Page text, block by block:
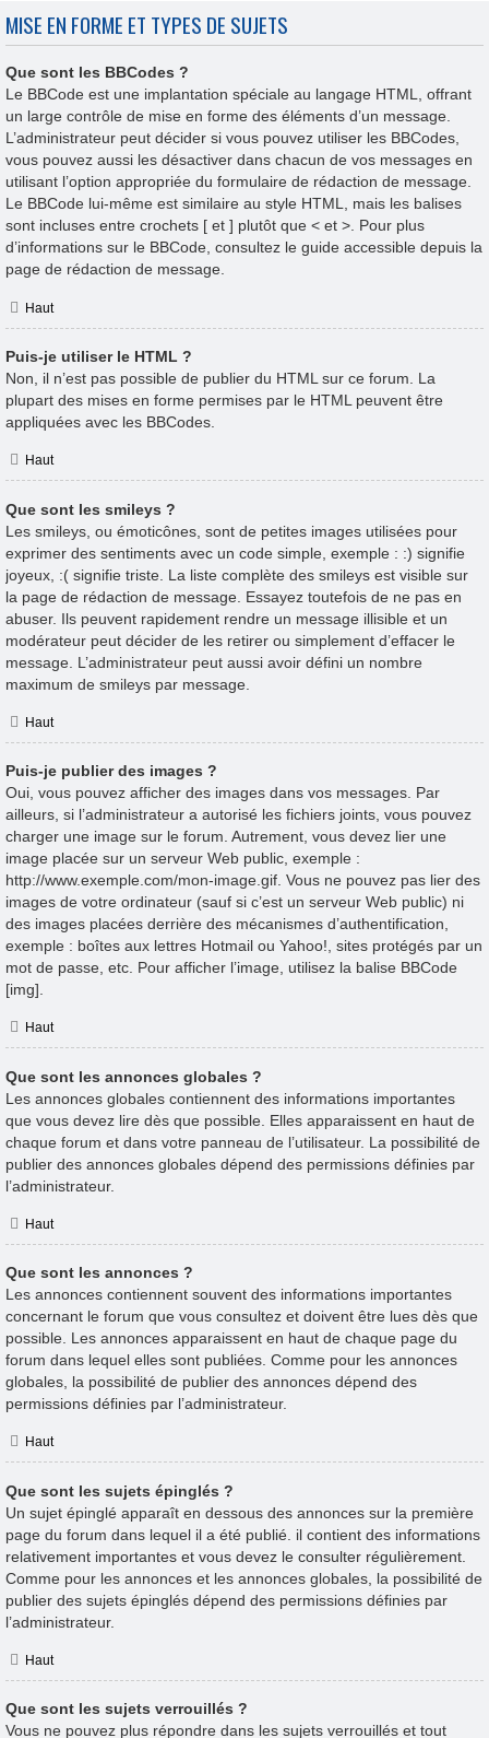
MISE EN FORME ET TYPES DE SUJETS
Que sont les BBCodes ?
Le BBCode est une implantation spéciale au langage HTML, offrant
un large contrôle de mise en forme des éléments d’un message.
L’administrateur peut décider si vous pouvez utiliser les BBCodes,
vous pouvez aussi les désactiver dans chacun de vos messages en
utilisant l’option appropriée du formulaire de rédaction de message.
Le BBCode lui-même est similaire au style HTML, mais les balises
sont incluses entre crochets [ et ] plutôt que < et >. Pour plus
d’informations sur le BBCode, consultez le guide accessible depuis la
page de rédaction de message.
Haut
Puis-je utiliser le HTML ?
Non, il n’est pas possible de publier du HTML sur ce forum. La
plupart des mises en forme permises par le HTML peuvent être
appliquées avec les BBCodes.
Haut
Que sont les smileys ?
Les smileys, ou émoticônes, sont de petites images utilisées pour
exprimer des sentiments avec un code simple, exemple : :) signifie
joyeux, :( signifie triste. La liste complète des smileys est visible sur
la page de rédaction de message. Essayez toutefois de ne pas en
abuser. Ils peuvent rapidement rendre un message illisible et un
modérateur peut décider de les retirer ou simplement d’effacer le
message. L’administrateur peut aussi avoir défini un nombre
maximum de smileys par message.
Haut
Puis-je publier des images ?
Oui, vous pouvez afficher des images dans vos messages. Par
ailleurs, si l’administrateur a autorisé les fichiers joints, vous pouvez
charger une image sur le forum. Autrement, vous devez lier une
image placée sur un serveur Web public, exemple :
http://www.exemple.com/mon-image.gif. Vous ne pouvez pas lier des
images de votre ordinateur (sauf si c’est un serveur Web public) ni
des images placées derrière des mécanismes d’authentification,
exemple : boîtes aux lettres Hotmail ou Yahoo!, sites protégés par un
mot de passe, etc. Pour afficher l’image, utilisez la balise BBCode
[img].
Haut
Que sont les annonces globales ?
Les annonces globales contiennent des informations importantes
que vous devez lire dès que possible. Elles apparaissent en haut de
chaque forum et dans votre panneau de l’utilisateur. La possibilité de
publier des annonces globales dépend des permissions définies par
l’administrateur.
Haut
Que sont les annonces ?
Les annonces contiennent souvent des informations importantes
concernant le forum que vous consultez et doivent être lues dès que
possible. Les annonces apparaissent en haut de chaque page du
forum dans lequel elles sont publiées. Comme pour les annonces
globales, la possibilité de publier des annonces dépend des
permissions définies par l’administrateur.
Haut
Que sont les sujets épinglés ?
Un sujet épinglé apparaît en dessous des annonces sur la première
page du forum dans lequel il a été publié. il contient des informations
relativement importantes et vous devez le consulter régulièrement.
Comme pour les annonces et les annonces globales, la possibilité de
publier des sujets épinglés dépend des permissions définies par
l’administrateur.
Haut
Que sont les sujets verrouillés ?
Vous ne pouvez plus répondre dans les sujets verrouillés et tout